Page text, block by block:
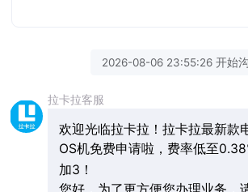
2026-08-06 23:55:26 开始
拉卡拉客服
欢迎光临拉卡拉！拉卡拉最新款
OS机免费申请啦，费率低至
加3！
您好，为了更方便您办理业务，